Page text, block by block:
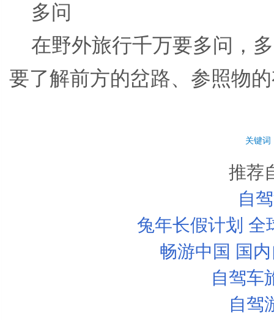
多问
在野外旅行千万要多问，
要了解前方的岔路、参照物
关键词
推荐
自
兔年长假计划 全
畅游中国 国
自驾车
自驾